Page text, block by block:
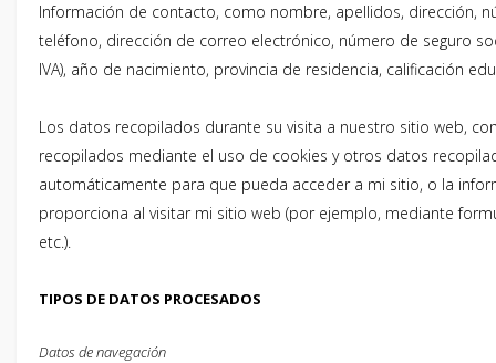
Información de contacto, como nombre, apellidos, dirección,
teléfono, dirección de correo electrónico, número de seguro
IVA), año de nacimiento, provincia de residencia, calificación
Los datos recopilados durante su visita a nuestro sitio web,
recopilados mediante el uso de cookies y otros datos
automáticamente para que pueda acceder a mi sitio, o la
proporciona al visitar mi sitio web (por ejemplo, mediante
etc.).
TIPOS DE DATOS PROCESADOS
Datos de navegación